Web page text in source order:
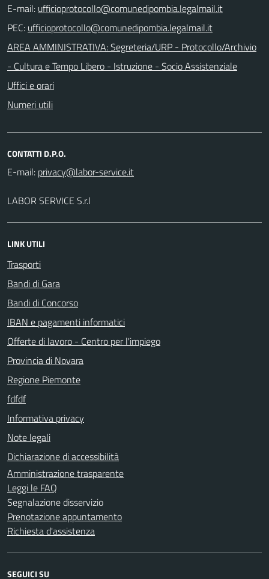
E-mail:
PEC:
AREA AMMINISTRATIVA: Segreteria/URP - Protocollo/Archivio
- Cultura e Tempo Libero - Istruzione - Socio Assistenziale
Uffici e orari
Numeri utili
CONTATTI D.P.O.
E-mail:
LABOR SERVICE S.r.l
LINK UTILI
Trasporti
Bandi di Gara
Bandi di Concorso
IBAN e pagamenti informatici
Offerte di lavoro - Centro per l'impiego
Provincia di Novara
Regione Piemonte
fdfdf
Informativa privacy
Note legali
Dichiarazione di accessibilità
Amministrazione trasparente
Leggi le FAQ
Segnalazione disservizio
Prenotazione appuntamento
Richiesta d'assistenza
SEGUICI SU